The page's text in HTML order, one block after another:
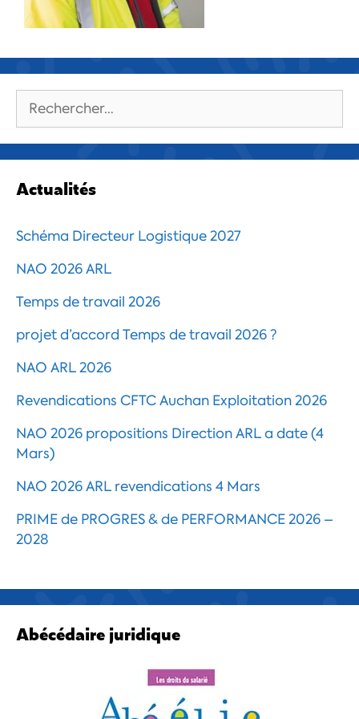
Rechercher :
Actualités
Schéma Directeur Logistique 2027
NAO 2026 ARL
Temps de travail 2026
projet d’accord Temps de travail 2026 ?
NAO ARL 2026
Revendications CFTC Auchan Exploitation 2026
NAO 2026 propositions Direction ARL a date (4
Mars)
NAO 2026 ARL revendications 4 Mars
PRIME de PROGRES & de PERFORMANCE 2026 –
2028
Abécédaire juridique